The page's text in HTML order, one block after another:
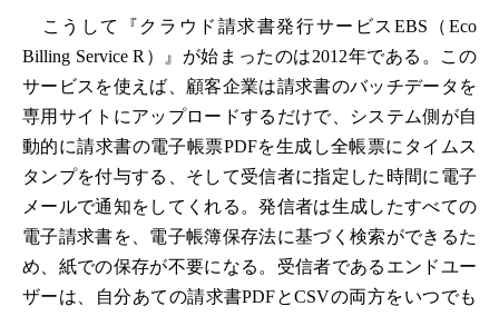
こうして『クラウド請求書発行サービスEBS（Eco
Billing Service R）』が始まったのは2012年である。この
サービスを使えば、顧客企業は請求書のバッチデータを
専用サイトにアップロードするだけで、システム側が自
動的に請求書の電子帳票PDFを生成し全帳票にタイムス
タンプを付与する、そして受信者に指定した時間に電子
メールで通知をしてくれる。発信者は生成したすべての
電子請求書を、電子帳簿保存法に基づく検索ができるた
め、紙での保存が不要になる。受信者であるエンドユー
ザーは、自分あての請求書PDFとCSVの両方をいつでも